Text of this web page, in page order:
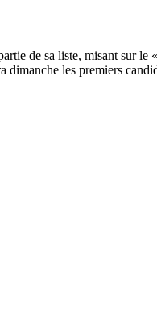
dimanche les premiers